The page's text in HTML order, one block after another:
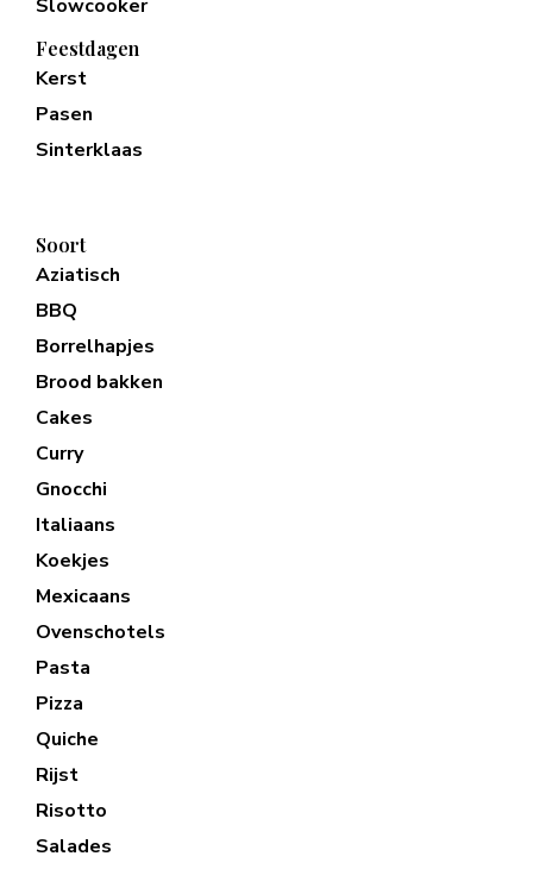
Slowcooker
Feestdagen
Kerst
Pasen
Sinterklaas
Soort
Aziatisch
BBQ
Borrelhapjes
Brood bakken
Cakes
Curry
Gnocchi
Italiaans
Koekjes
Mexicaans
Ovenschotels
Pasta
Pizza
Quiche
Rijst
Risotto
Salades